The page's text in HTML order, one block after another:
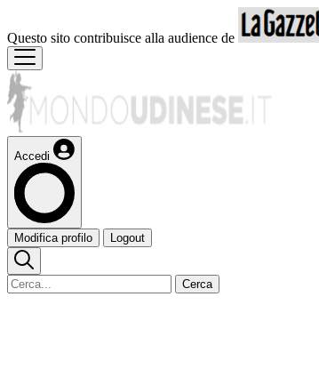
Questo sito contribuisce alla audience de
Accedi
Modifica profilo Logout
Cerca